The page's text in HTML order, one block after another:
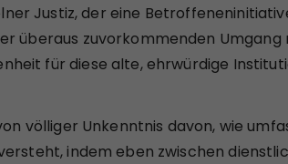
Justiz, der eine
überaus zuvorkommenden Umgang
für diese alte, ehrwürdige
völliger Unkenntnis davon, wie
indem eben zwischen